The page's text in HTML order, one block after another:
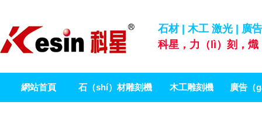
石材 | 木工 激光 | 廣
科星，力（lì）刻，
網站首頁 石（shí）材雕刻機 木工雕刻機 廣告（